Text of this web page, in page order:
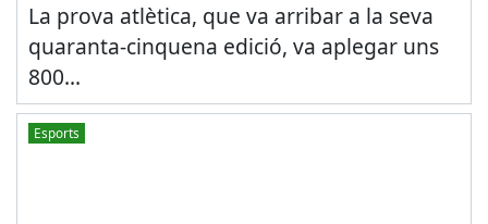
La prova atlètica, que va arribar a la seva
quaranta-cinquena edició, va aplegar uns
800...
Esports